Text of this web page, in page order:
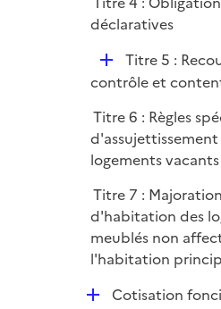
i
déclaratives
D
é
l
i
e
r
Titre 5 :
contrôle et
Titre 6 : Règles
logements
Titre 7 :
d'habitation des
meublés non
l'habitation
DCotisation